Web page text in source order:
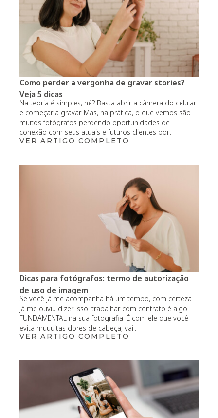
Como perder a vergonha de gravar stories?
Veja 5 dicas
Na teoria é simples, né? Basta abrir a câmera do celular
e começar a gravar. Mas, na prática, o que vemos são
muitos fotógrafos perdendo oportunidades de
conexão com seus atuais e futuros clientes por...
VER ARTIGO COMPLETO
Dicas para fotógrafos: termo de autorização
de uso de imagem
Se você já me acompanha há um tempo, com certeza
já me ouviu dizer isso: trabalhar com contrato é algo
FUNDAMENTAL na sua fotografia. É com ele que você
evita muuuitas dores de cabeça, vai...
VER ARTIGO COMPLETO